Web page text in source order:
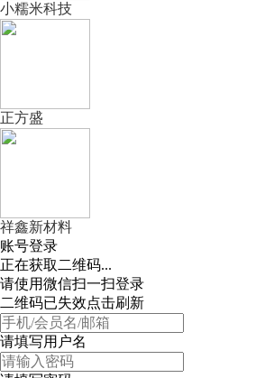
小糯米科技
正方盛
祥鑫新材料
账号登录
正在获取二维码...
请使用微信扫一扫登录
二维码已失效点击刷新
请填写用户名